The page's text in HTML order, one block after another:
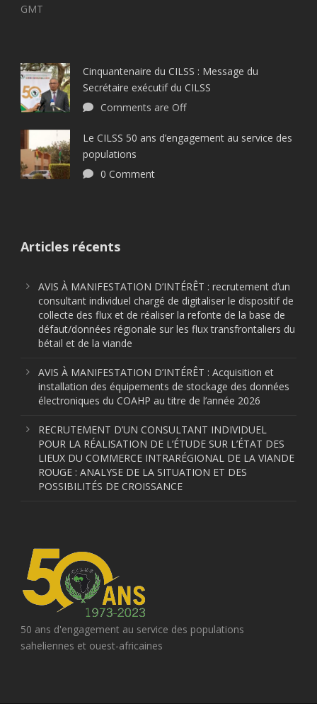
GMT
Cinquantenaire du CILSS : Message du
Secrétaire exécutif du CILSS
Comments are Off
Le CILSS 50 ans d’engagement au service des
populations
0 Comment
Articles récents
AVIS À MANIFESTATION D’INTÉRÊT : recrutement d’un
consultant individuel chargé de digitaliser le dispositif de
collecte des flux et de réaliser la refonte de la base de
défaut/données régionale sur les flux transfrontaliers du
bétail et de la viande
AVIS À MANIFESTATION D’INTÉRÊT : Acquisition et
installation des équipements de stockage des données
électroniques du COAHP au titre de l’année 2026
RECRUTEMENT D’UN CONSULTANT INDIVIDUEL
POUR LA RÉALISATION DE L’ÉTUDE SUR L’ÉTAT DES
LIEUX DU COMMERCE INTRARÉGIONAL DE LA VIANDE
ROUGE : ANALYSE DE LA SITUATION ET DES
POSSIBILITÉS DE CROISSANCE
50 ans d'engagement au service des populations
saheliennes et ouest-africaines